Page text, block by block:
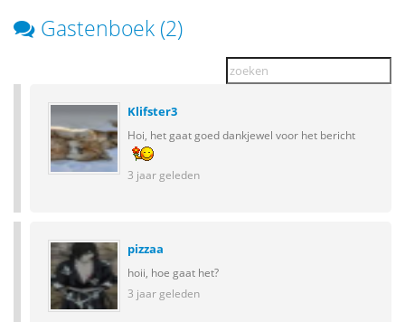
Gastenboek (2)
Klifster3
Hoi, het gaat goed dankjewel voor het bericht
3 jaar geleden
pizzaa
hoii, hoe gaat het?
3 jaar geleden